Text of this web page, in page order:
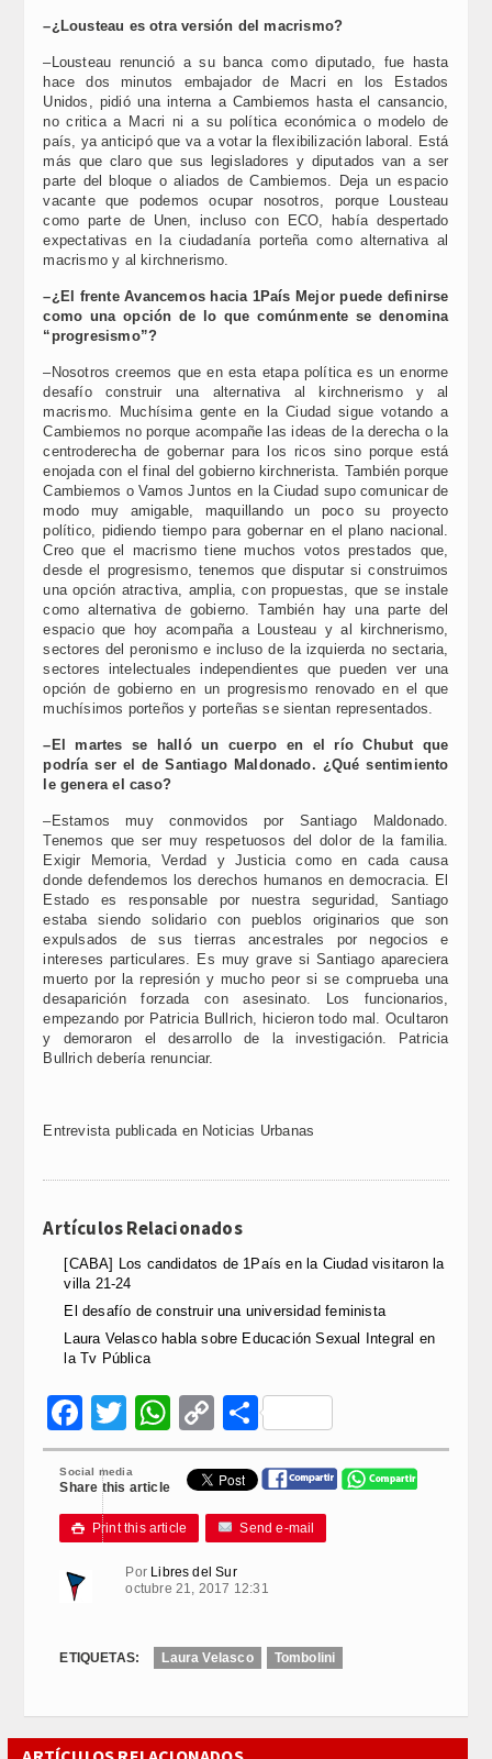
–¿Lousteau es otra versión del macrismo?
–Lousteau renunció a su banca como diputado, fue hasta
hace dos minutos embajador de Macri en los Estados
Unidos, pidió una interna a Cambiemos hasta el cansancio,
no critica a Macri ni a su política económica o modelo de
país, ya anticipó que va a votar la flexibilización laboral. Está
más que claro que sus legisladores y diputados van a ser
parte del bloque o aliados de Cambiemos. Deja un espacio
vacante que podemos ocupar nosotros, porque Lousteau
como parte de Unen, incluso con ECO, había despertado
expectativas en la ciudadanía porteña como alternativa al
macrismo y al kirchnerismo.
–¿El frente Avancemos hacia 1País Mejor puede definirse
como una opción de lo que comúnmente se denomina
“progresismo”?
–Nosotros creemos que en esta etapa política es un enorme
desafío construir una alternativa al kirchnerismo y al
macrismo. Muchísima gente en la Ciudad sigue votando a
Cambiemos no porque acompañe las ideas de la derecha o la
centroderecha de gobernar para los ricos sino porque está
enojada con el final del gobierno kirchnerista. También porque
Cambiemos o Vamos Juntos en la Ciudad supo comunicar de
modo muy amigable, maquillando un poco su proyecto
político, pidiendo tiempo para gobernar en el plano nacional.
Creo que el macrismo tiene muchos votos prestados que,
desde el progresismo, tenemos que disputar si construimos
una opción atractiva, amplia, con propuestas, que se instale
como alternativa de gobierno. También hay una parte del
espacio que hoy acompaña a Lousteau y al kirchnerismo,
sectores del peronismo e incluso de la izquierda no sectaria,
sectores intelectuales independientes que pueden ver una
opción de gobierno en un progresismo renovado en el que
muchísimos porteños y porteñas se sientan representados.
–El martes se halló un cuerpo en el río Chubut que
podría ser el de Santiago Maldonado. ¿Qué sentimiento
le genera el caso?
–Estamos muy conmovidos por Santiago Maldonado.
Tenemos que ser muy respetuosos del dolor de la familia.
Exigir Memoria, Verdad y Justicia como en cada causa
donde defendemos los derechos humanos en democracia. El
Estado es responsable por nuestra seguridad, Santiago
estaba siendo solidario con pueblos originarios que son
expulsados de sus tierras ancestrales por negocios e
intereses particulares. Es muy grave si Santiago apareciera
muerto por la represión y mucho peor si se comprueba una
desaparición forzada con asesinato. Los funcionarios,
empezando por Patricia Bullrich, hicieron todo mal. Ocultaron
y demoraron el desarrollo de la investigación. Patricia
Bullrich debería renunciar.
Entrevista publicada en Noticias Urbanas
Artículos Relacionados
[CABA] Los candidatos de 1País en la Ciudad visitaron la
villa 21-24
El desafío de construir una universidad feminista
Laura Velasco habla sobre Educación Sexual Integral en
la Tv Pública
Facebook
Twitter
WhatsApp
Copy
Link
Compartir
Social media
Share this article
 Print this article Send e-mail
Por Libres del Sur
octubre 21, 2017 12:31
ETIQUETAS: Laura Velasco Tombolini